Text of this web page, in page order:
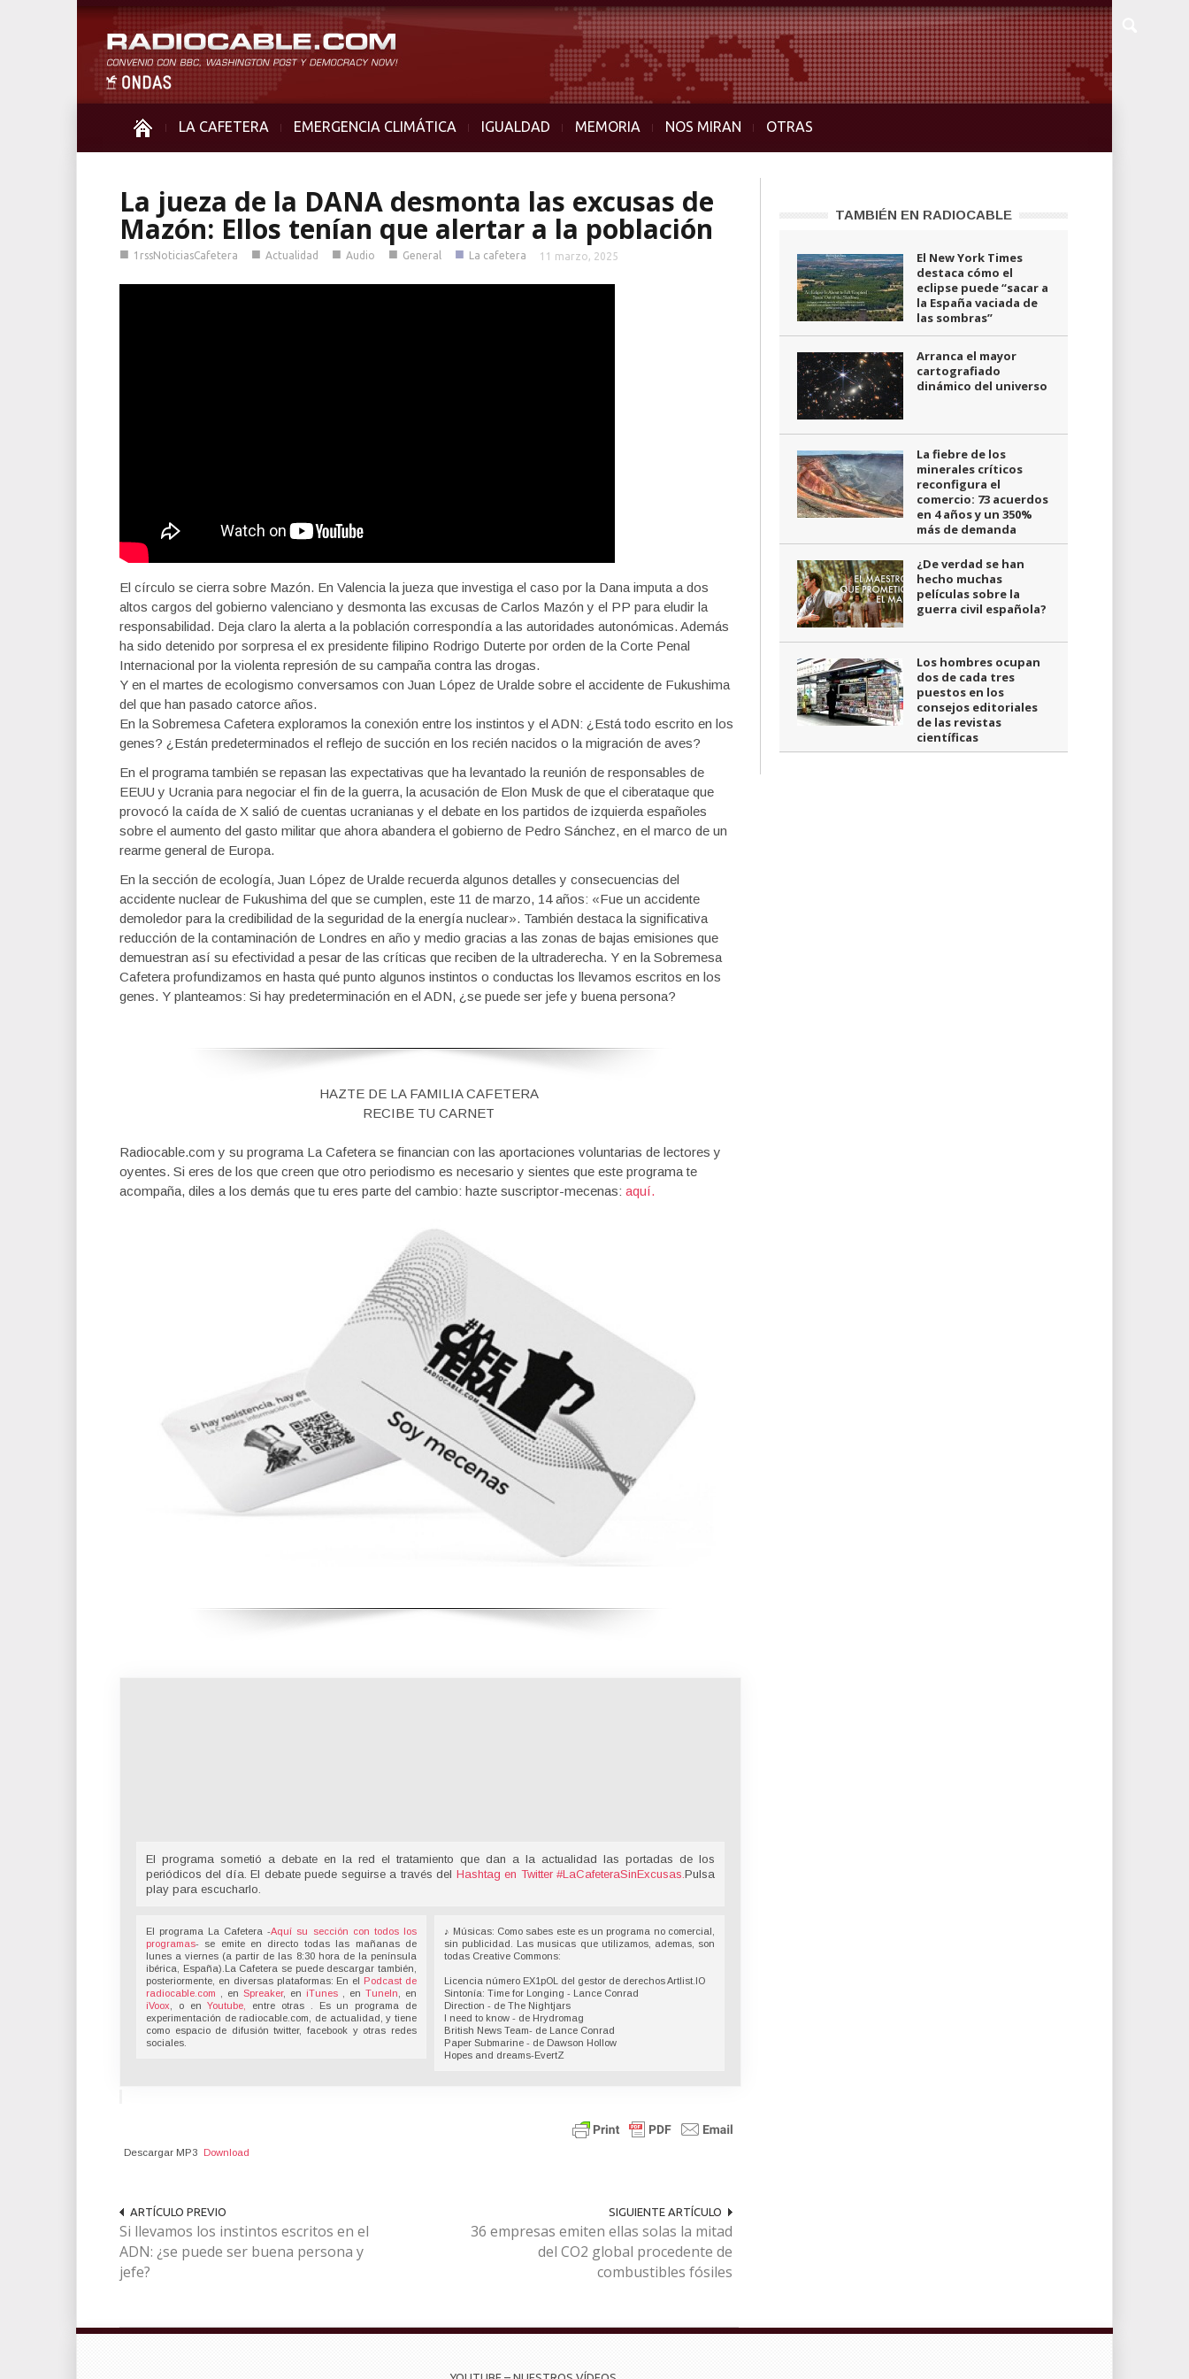
LA CAFETERA EMERGENCIA CLIMÁTICA IGUALDAD MEMORIA NOS MIRAN OTRAS
La jueza de la DANA desmonta las excusas de
Mazón: Ellos tenían que alertar a la población
■ 1rssNoticiasCafetera ■ Actualidad ■ Audio ■ General ■ La cafetera 11 marzo, 2025
El círculo se cierra sobre Mazón. En Valencia la jueza que investiga el caso por la Dana imputa a dos
altos cargos del gobierno valenciano y desmonta las excusas de Carlos Mazón y el PP para eludir la
responsabilidad. Deja claro la alerta a la población correspondía a las autoridades autonómicas. Además
ha sido detenido por sorpresa el ex presidente filipino Rodrigo Duterte por orden de la Corte Penal
Internacional por la violenta represión de su campaña contra las drogas.
Y en el martes de ecologismo conversamos con Juan López de Uralde sobre el accidente de Fukushima
del que han pasado catorce años.
En la Sobremesa Cafetera exploramos la conexión entre los instintos y el ADN: ¿Está todo escrito en los
genes? ¿Están predeterminados el reflejo de succión en los recién nacidos o la migración de aves?
En el programa también se repasan las expectativas que ha levantado la reunión de responsables de
EEUU y Ucrania para negociar el fin de la guerra, la acusación de Elon Musk de que el ciberataque que
provocó la caída de X salió de cuentas ucranianas y el debate en los partidos de izquierda españoles
sobre el aumento del gasto militar que ahora abandera el gobierno de Pedro Sánchez, en el marco de un
rearme general de Europa.
En la sección de ecología, Juan López de Uralde recuerda algunos detalles y consecuencias del
accidente nuclear de Fukushima del que se cumplen, este 11 de marzo, 14 años: «Fue un accidente
demoledor para la credibilidad de la seguridad de la energía nuclear». También destaca la significativa
reducción de la contaminación de Londres en año y medio gracias a las zonas de bajas emisiones que
demuestran así su efectividad a pesar de las críticas que reciben de la ultraderecha. Y en la Sobremesa
Cafetera profundizamos en hasta qué punto algunos instintos o conductas los llevamos escritos en los
genes. Y planteamos: Si hay predeterminación en el ADN, ¿se puede ser jefe y buena persona?
HAZTE DE LA FAMILIA CAFETERA
RECIBE TU CARNET
Radiocable.com y su programa La Cafetera se financian con las aportaciones voluntarias de lectores y
oyentes. Si eres de los que creen que otro periodismo es necesario y sientes que este programa te
acompaña, diles a los demás que tu eres parte del cambio: hazte suscriptor-mecenas: aquí.
El programa sometió a debate en la red el tratamiento que dan a la actualidad las portadas de los
periódicos del día. El debate puede seguirse a través del Hashtag en Twitter #LaCafeteraSinExcusas Pulsa
play para escucharlo.
El programa La Cafetera -Aquí su sección con todos los
programas- se emite en directo todas las mañanas de
lunes a viernes (a partir de las 8:30 hora de la península
ibérica, España).La Cafetera se puede descargar también,
posteriormente, en diversas plataformas: En el Podcast de
radiocable.com
, en Spreaker, en iTunes , en TuneIn , en
iVoox , o enYoutube,
entre otras . Es un programa de
experimentación de radiocable.com, de actualidad, y tiene
como espacio de difusión twitter, facebook y otras redes
sociales.
♪ Músicas: Como sabes este es un programa no comercial,
sin publicidad. Las musicas que utilizamos, ademas, son
todas Creative Commons:
Licencia número EX1pOL del gestor de derechos Artlist.IO
Sintonía: Time for Longing - Lance Conrad
Direction - de The Nightjars
I need to know - de Hrydromag
British News Team- de Lance Conrad
Paper Submarine - de Dawson Hollow
Hopes and dreams-EvertZ
Descargar MP3 Download
ARTÍCULO PREVIO
Si llevamos los instintos escritos en el
ADN: ¿se puede ser buena persona y
jefe?
SIGUIENTE ARTÍCULO
36 empresas emiten ellas solas la mitad
del CO2 global procedente de
combustibles fósiles
TAMBIÉN EN RADIOCABLE
El New York Times
destaca cómo el
eclipse puede “sacar a
la España vaciada de
las sombras”
Arranca el mayor
cartografiado
dinámico del universo
La fiebre de los
minerales críticos
reconfigura el
comercio: 73 acuerdos
en 4 años y un 350%
más de demanda
¿De verdad se han
hecho muchas
películas sobre la
guerra civil española?
Los hombres ocupan
dos de cada tres
puestos en los
consejos editoriales
de las revistas
científicas